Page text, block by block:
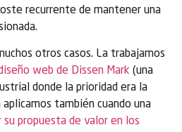
recurrente de mantener una
otros casos. La trabajamos
web de Dissen Mark (una
donde la prioridad era la
también cuando una
su propuesta de valor en los